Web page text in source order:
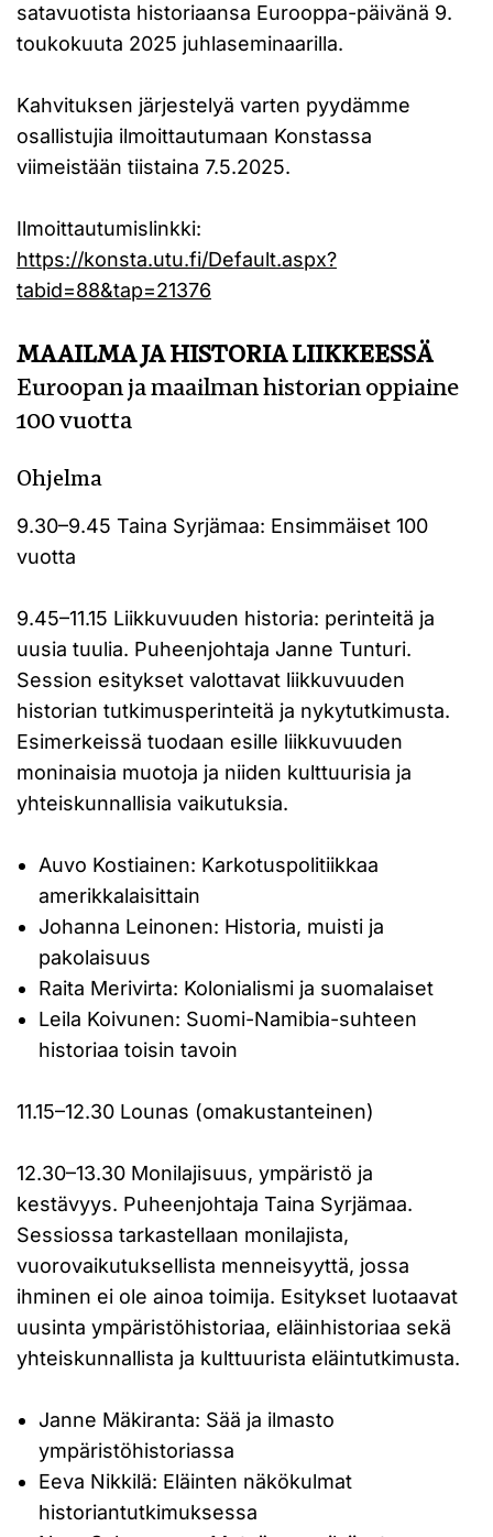
satavuotista historiaansa Eurooppa-päivänä 9.
toukokuuta 2025 juhlaseminaarilla.
Kahvituksen järjestelyä varten pyydämme
osallistujia ilmoittautumaan Konstassa
viimeistään tiistaina 7.5.2025.
Ilmoittautumislinkki:
https://konsta.utu.fi/Default.aspx?
tabid=88&tap=21376
MAAILMA JA HISTORIA LIIKKEESSÄ
Euroopan ja maailman historian oppiaine
100 vuotta
Ohjelma
9.30–9.45 Taina Syrjämaa: Ensimmäiset 100
vuotta
9.45–11.15 Liikkuvuuden historia: perinteitä ja
uusia tuulia. Puheenjohtaja Janne Tunturi.
Session esitykset valottavat liikkuvuuden
historian tutkimusperinteitä ja nykytutkimusta.
Esimerkeissä tuodaan esille liikkuvuuden
moninaisia muotoja ja niiden kulttuurisia ja
yhteiskunnallisia vaikutuksia.
Auvo Kostiainen: Karkotuspolitiikkaa
amerikkalaisittain
Johanna Leinonen: Historia, muisti ja
pakolaisuus
Raita Merivirta: Kolonialismi ja suomalaiset
Leila Koivunen: Suomi-Namibia-suhteen
historiaa toisin tavoin
11.15–12.30 Lounas (omakustanteinen)
12.30–13.30 Monilajisuus, ympäristö ja
kestävyys. Puheenjohtaja Taina Syrjämaa.
Sessiossa tarkastellaan monilajista,
vuorovaikutuksellista menneisyyttä, jossa
ihminen ei ole ainoa toimija. Esitykset luotaavat
uusinta ympäristöhistoriaa, eläinhistoriaa sekä
yhteiskunnallista ja kulttuurista eläintutkimusta.
Janne Mäkiranta: Sää ja ilmasto
ympäristöhistoriassa
Eeva Nikkilä: Eläinten näkökulmat
historiantutkimuksessa